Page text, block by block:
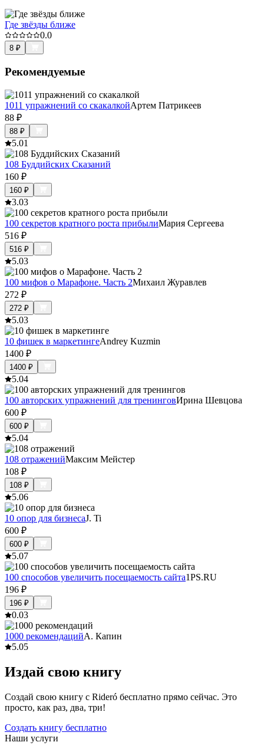
Где звёзды ближе
0.0
8 ₽
Рекомендуемые
1011 упражнений со скакалкойАртем Патрикеев
88 ₽
88 ₽
5.01
108 Буддийских Сказаний
160 ₽
160 ₽
3.03
100 секретов кратного роста прибылиМария Сергеева
516 ₽
516 ₽
5.03
100 мифов о Марафоне. Часть 2Михаил Журавлев
272 ₽
272 ₽
5.03
10 фишек в маркетингеAndrey Kuzmin
1400 ₽
1400 ₽
5.04
100 авторских упражнений для тренинговИрина Шевцова
600 ₽
600 ₽
5.04
108 отраженийМаксим Мейстер
108 ₽
108 ₽
5.06
10 опор для бизнесаJ. Ti
600 ₽
600 ₽
5.07
100 способов увеличить посещаемость сайта1PS.RU
196 ₽
196 ₽
0.03
1000 рекомендацийА. Капин
5.05
Издай свою книгу
Создай свою книгу с Rideró бесплатно прямо сейчас. Это
просто, как раз, два, три!
Создать книгу бесплатно
Наши услуги